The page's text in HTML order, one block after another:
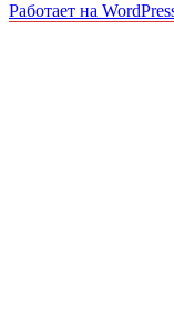
Работает на